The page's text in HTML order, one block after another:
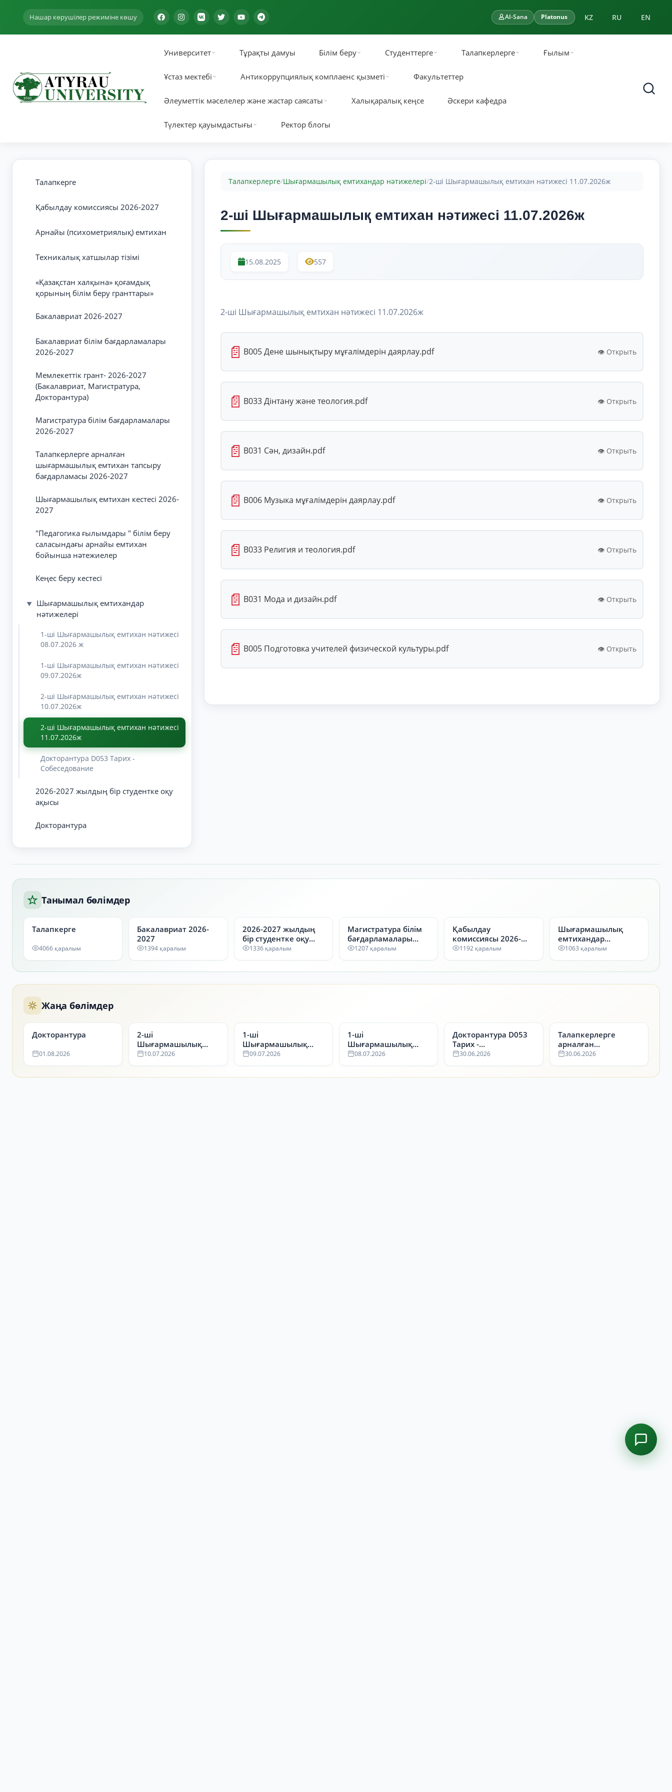
Нашар көрушілер режиміне көшу AI-Sana Platonus KZ RU EN
Университет Тұрақты дамуы Білім беру Студенттерге Талапкерлерге Ғылым
Ұстаз мектебі Антикоррупциялық комплаенс қызметі Факультеттер
Әлеуметтік мәселелер және жастар саясаты Халықаралық кеңсе Әскери кафедра
Түлектер қауымдастығы Ректор блогы
Талапкерге
Қабылдау комиссиясы 2026-2027
Арнайы (психометриялық) емтихан
Техникалық хатшылар тізімі
«Қазақстан халқына» қоғамдық
қорының білім беру гранттары»
Бакалавриат 2026-2027
Бакалавриат білім бағдарламалары
2026-2027
Мемлекеттік грант- 2026-2027
(Бакалавриат, Магистратура,
Докторантура)
Магистратура білім бағдарламалары
2026-2027
Талапкерлерге арналған
шығармашылық емтихан тапсыру
бағдарламасы 2026-2027
Шығармашылық емтихан кестесі 2026-
2027
"Педагогика ғылымдары " білім беру
саласындағы арнайы емтихан
бойынша нәтежиелер
Кеңес беру кестесі
▼
Шығармашылық емтихандар
нәтижелері
1-ші Шығармашылық емтихан нәтижесі
08.07.2026 ж
1-ші Шығармашылық емтихан нәтижесі
09.07.2026ж
2-ші Шығармашылық емтихан нәтижесі
10.07.2026ж
2-ші Шығармашылық емтихан нәтижесі
11.07.2026ж
Докторантура D053 Тарих -
Собеседование
2026-2027 жылдың бір студентке оқу
ақысы
Докторантура
Талапкерлерге/Шығармашылық емтихандар нәтижелері/2-ші Шығармашылық емтихан нәтижесі 11.07.2026ж
2-ші Шығармашылық емтихан нәтижесі 11.07.2026ж
15.08.2025 557
2-ші Шығармашылық емтихан нәтижесі 11.07.2026ж
📄 В005 Дене шынықтыру мұғалімдерін даярлау.pdf 👁️ Открыть
📄 В033 Дінтану және теология.pdf 👁️ Открыть
📄 В031 Сән, дизайн.pdf 👁️ Открыть
📄 В006 Музыка мұғалімдерін даярлау.pdf 👁️ Открыть
📄 В033 Религия и теология.pdf 👁️ Открыть
📄 В031 Мода и дизайн.pdf 👁️ Открыть
📄 В005 Подготовка учителей физической культуры.pdf 👁️ Открыть
Танымал бөлімдер
Талапкерге
4066 қаралым
Бакалавриат 2026-
2027
1394 қаралым
2026-2027 жылдың
бір студентке оқу
ақысы
1336 қаралым
Магистратура білім
бағдарламалары
2026-2027
1207 қаралым
Қабылдау
комиссиясы 2026-
2027
1192 қаралым
Шығармашылық
емтихандар
нәтижелері
1063 қаралым
Жаңа бөлімдер
Докторантура
01.08.2026
2-ші
Шығармашылық
емтихан нәтижесі
10.07.2026
1-ші
Шығармашылық
емтихан нәтижесі
09.07.2026
1-ші
Шығармашылық
емтихан нәтижесі
08.07.2026
Докторантура D053
Тарих -
Собеседование
30.06.2026
Талапкерлерге
арналған
шығармашылық
30.06.2026